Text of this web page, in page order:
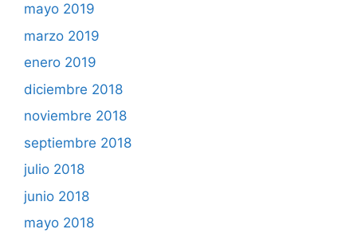
mayo 2019
marzo 2019
enero 2019
diciembre 2018
noviembre 2018
septiembre 2018
julio 2018
junio 2018
mayo 2018